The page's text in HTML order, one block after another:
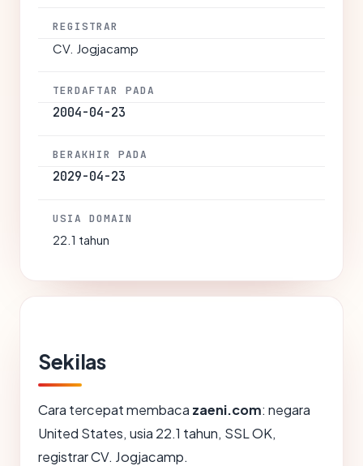
REGISTRAR
CV. Jogjacamp
TERDAFTAR PADA
2004-04-23
BERAKHIR PADA
2029-04-23
USIA DOMAIN
22.1 tahun
Sekilas
Cara tercepat membaca zaeni.com: negara
United States, usia 22.1 tahun, SSL OK,
registrar CV. Jogjacamp.